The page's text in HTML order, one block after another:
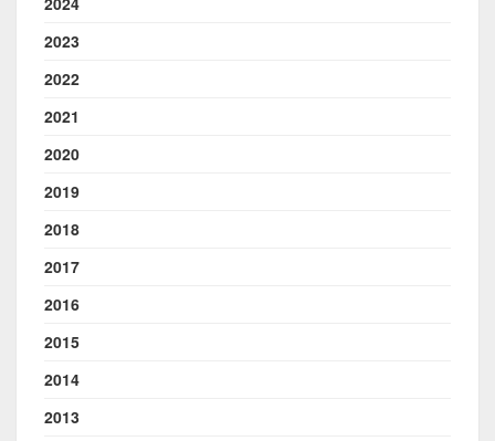
2023
2022
2021
2020
2019
2018
2017
2016
2015
2014
2013